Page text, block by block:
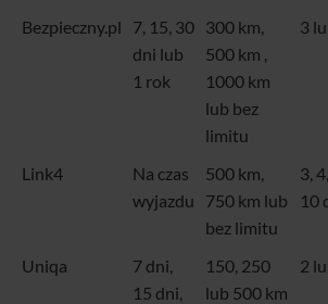
Bezpieczny.pl
7, 15, 30
dni lub
1 rok
300 km,
500 km ,
1000 km
lub bez
limitu
3
Link4
Na czas
wyjazdu
500 km,
750 km lub
bez limitu
3,
10
Uniqa
7 dni,
15 dni,
150, 250
lub 500 km
2